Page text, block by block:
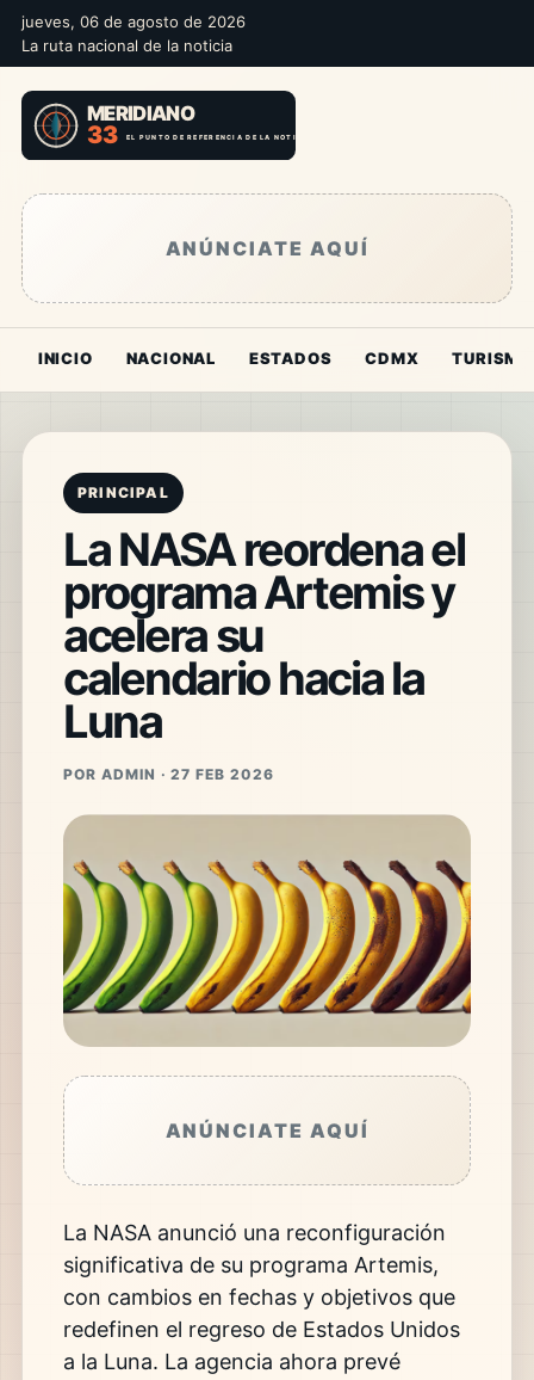
jueves, 06 de agosto de 2026
La ruta nacional de la noticia
ANÚNCIATE AQUÍ
INICIO NACIONAL ESTADOS CDMX TURISMO
PRINCIPAL
La NASA reordena el
programa Artemis y
acelera su
calendario hacia la
Luna
POR ADMIN · 27 FEB 2026
ANÚNCIATE AQUÍ
La NASAanunció una reconfiguración
significativa de su programa Artemis,
con cambios en fechas y objetivos que
redefinen el regreso de Estados Unidos
a la Luna. La agencia ahora prevé